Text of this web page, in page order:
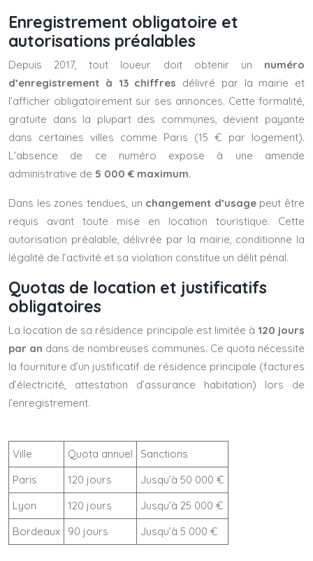
Enregistrement obligatoire et
autorisations préalables
Depuis 2017, tout loueur doit obtenir un numéro
d’enregistrement à 13 chiffres délivré par la mairie et
l’afficher obligatoirement sur ses annonces. Cette formalité,
gratuite dans la plupart des communes, devient payante
dans certaines villes comme Paris (15 € par logement).
L’absence de ce numéro expose à une amende
administrative de 5 000 € maximum.
Dans les zones tendues, un changement d’usagepeut être
requis avant toute mise en location touristique. Cette
autorisation préalable, délivrée par la mairie, conditionne la
légalité de l’activité et sa violation constitue un délit pénal.
Quotas de location et justificatifs
obligatoires
La location de sa résidence principale est limitée à 120 jours
par an dans de nombreuses communes. Ce quota nécessite
la fourniture d’un justificatif de résidence principale (factures
d’électricité, attestation d’assurance habitation) lors de
l’enregistrement.
Ville Quota annuel
Sanctions
Paris
120 jours
Jusqu’à 50 000 €
Lyon
120 jours
Jusqu’à 25 000 €
Bordeaux
90 jours Jusqu’à 5 000 €